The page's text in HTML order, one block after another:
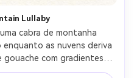
Lullaby
cabra de montanha
enquanto as nuvens deriva
com gradientes
para dormir, design de